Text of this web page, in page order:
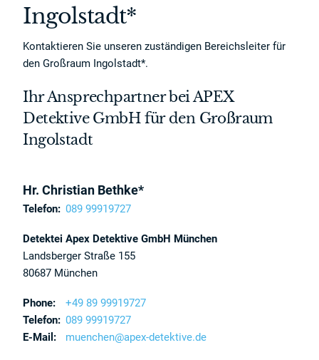
Ingolstadt*
Kontaktieren Sie unseren zuständigen Bereichsleiter für
den Großraum Ingolstadt*.
Ihr Ansprechpartner bei APEX
Detektive GmbH für den Großraum
Ingolstadt
Hr. Christian Bethke*
Telefon: 089 99919727
Detektei Apex Detektive GmbH München
Landsberger Straße 155
80687 München
Phone:
+49 89 99919727
Telefon: 089 99919727
E-Mail:
muenchen@apex-detektive.de